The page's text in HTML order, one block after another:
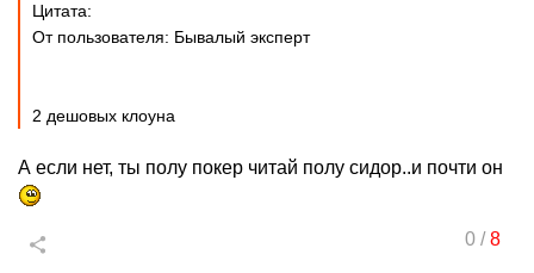
Цитата:
От пользователя: Бывалый эксперт
2 дешовых клоуна
А если нет, ты полу покер читай полу сидор..и почти он
0/8